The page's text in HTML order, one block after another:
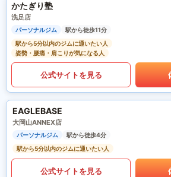
かたぎり塾
洗足店
パーソナルジム
駅から徒歩11分
駅から5分以内のジムに通いたい人
姿勢・腰痛・肩こりが気になる人
公式サイトを見る
EAGLEBASE
大岡山ANNEX店
パーソナルジム
駅から徒歩4分
駅から5分以内のジムに通いたい人
公式サイトを見る